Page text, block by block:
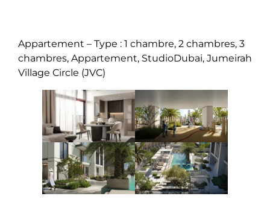
Appartement – Type : 1 chambre, 2 chambres, 3
chambres, Appartement, StudioDubai, Jumeirah
Village Circle (JVC)